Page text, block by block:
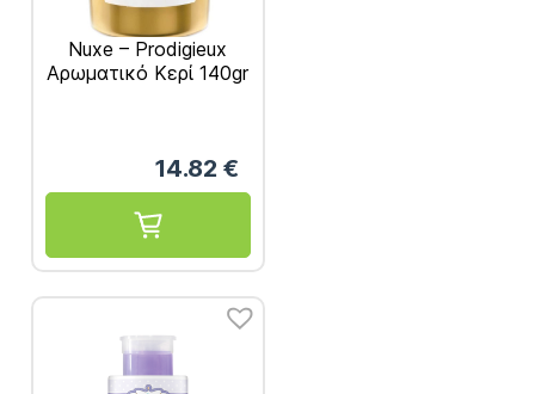
Nuxe – Prodigieux
Αρωματικό Κερί 140gr
14.82 €